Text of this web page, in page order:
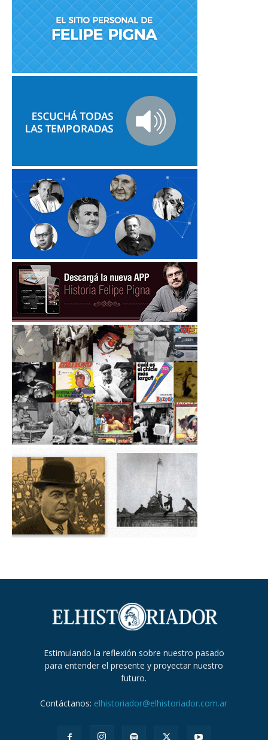
Estimulando la reflexión sobre nuestro pasado
para entender el presente y proyectar nuestro
futuro.
Contáctanos: elhistoriador@elhistoriador.com.ar